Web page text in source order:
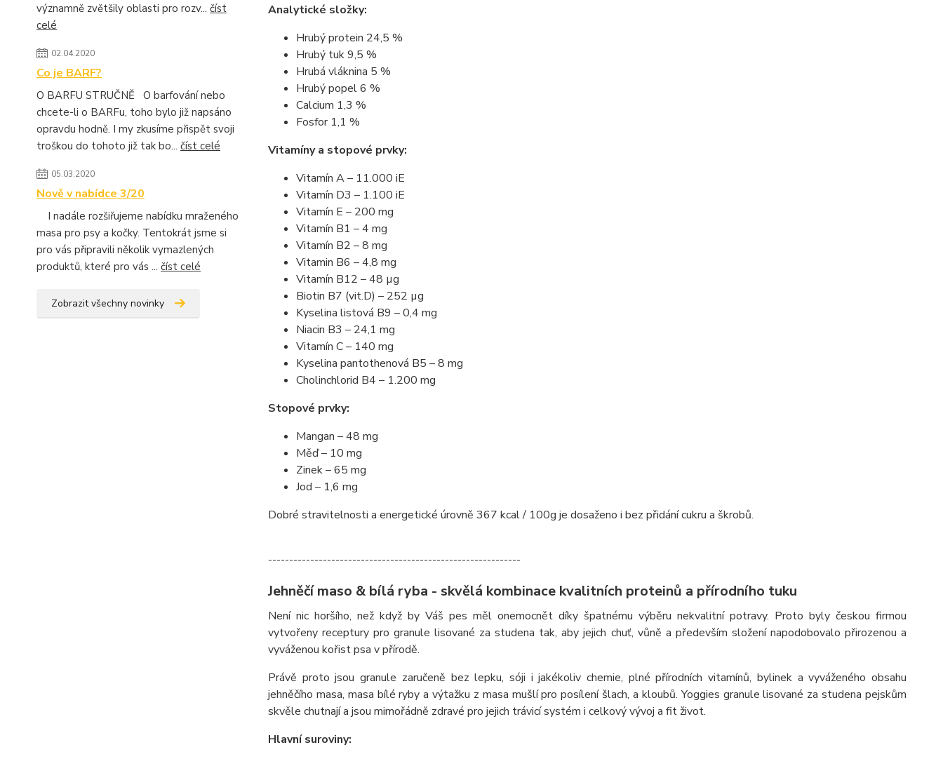
významně zvětšily oblasti pro rozv... číst
celé
02.04.2020
Co je BARF?
O BARFU STRUČNĚ O barfování nebo
chcete-li o BARFu, toho bylo již napsáno
opravdu hodně. I my zkusíme přispět svoji
troškou do tohoto již tak bo... číst celé
05.03.2020
Nově v nabídce 3/20
I nadále rozšiřujeme nabídku mraženého
masa pro psy a kočky. Tentokrát jsme si
pro vás připravili několik vymazlených
produktů, které pro vás ... číst celé
Zobrazit všechny novinky
Analytické složky:
Hrubý protein 24,5 %
Hrubý tuk 9,5 %
Hrubá vláknina 5 %
Hrubý popel 6 %
Calcium 1,3 %
Fosfor 1,1 %
Vitamíny a stopové prvky:
Vitamín A – 11.000 iE
Vitamín D3 – 1.100 iE
Vitamín E – 200 mg
Vitamín B1 – 4 mg
Vitamín B2 – 8 mg
Vitamin B6 – 4,8 mg
Vitamín B12 – 48 µg
Biotin B7 (vit.D) – 252 µg
Kyselina listová B9 – 0,4 mg
Niacin B3 – 24,1 mg
Vitamín C – 140 mg
Kyselina pantothenová B5 – 8 mg
Cholinchlorid B4 – 1.200 mg
Stopové prvky:
Mangan – 48 mg
Měď – 10 mg
Zinek – 65 mg
Jod – 1,6 mg
Dobré stravitelnosti a energetické úrovně 367 kcal / 100g je dosaženo i bez přidání cukru a škrobů.
------------------------------------------------------------
Jehněčí maso & bílá ryba - skvělá kombinace kvalitních proteinů a přírodního tuku
Není nic horšího, než když by Váš pes měl onemocnět díky špatnému výběru nekvalitní potravy. Proto byly českou firmou
vytvořeny receptury pro granule lisované za studena tak, aby jejich chuť, vůně a především složení napodobovalo přirozenou a
vyváženou kořist psa v přírodě.
Právě proto jsou granule zaručeně bez lepku, sóji i jakékoliv chemie, plné přírodních vitamínů, bylinek a vyváženého obsahu
jehněčího masa, masa bílé ryby a výtažku z masa mušlí pro posílení šlach, a kloubů. Yoggies granule lisované za studena pejskům
skvěle chutnají a jsou mimořádně zdravé pro jejich trávicí systém i celkový vývoj a fit život.
Hlavní suroviny: